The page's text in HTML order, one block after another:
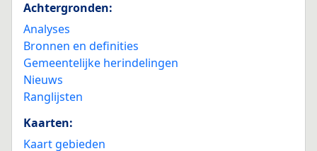
Achtergronden:
Analyses
Bronnen en definities
Gemeentelijke herindelingen
Nieuws
Ranglijsten
Kaarten:
Kaart gebieden